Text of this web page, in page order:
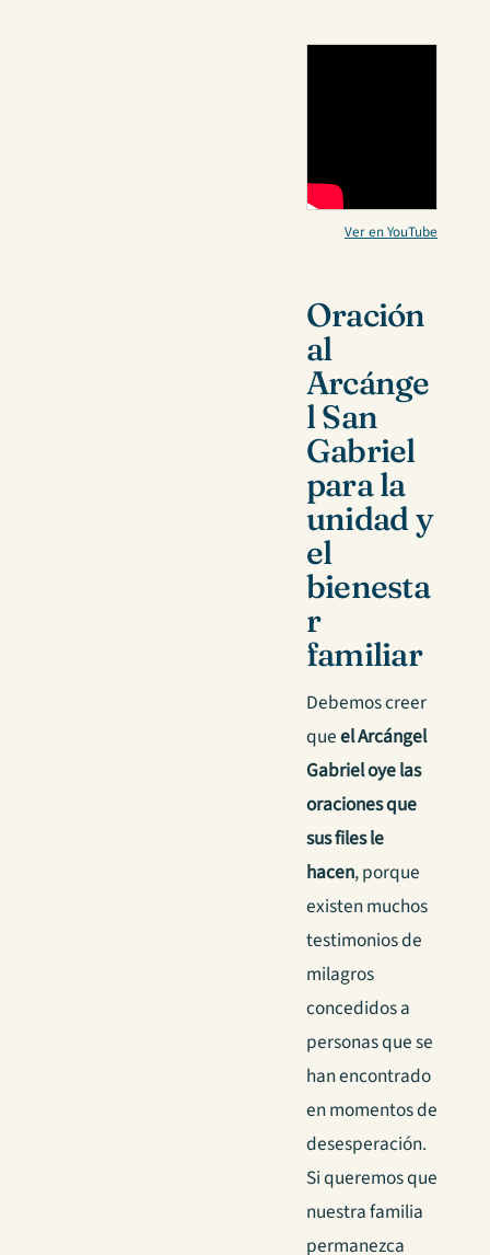
Ver en YouTube
Oración
al
Arcánge
l San
Gabriel
para la
unidad y
el
bienesta
r
familiar
Debemos creer
queel Arcángel
Gabriel oye las
oraciones que
sus files le
hacen, porque
existen muchos
testimonios de
milagros
concedidos a
personas que se
han encontrado
en momentos de
desesperación.
Si queremos que
nuestra familia
permanezca